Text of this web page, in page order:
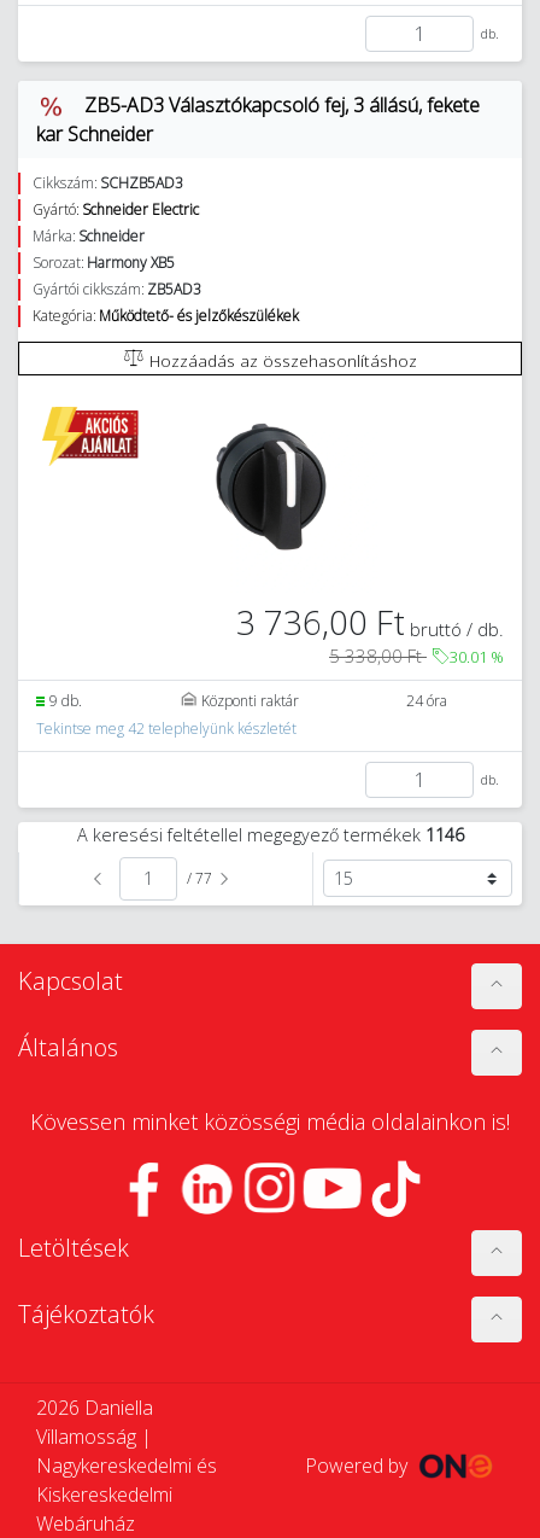
db.
ZB5-AD3 Választókapcsoló fej, 3 állású, fekete
kar Schneider
Cikkszám: SCHZB5AD3
Gyártó: Schneider Electric
Márka: Schneider
Sorozat: Harmony XB5
Gyártói cikkszám: ZB5AD3
Kategória: Működtető- és jelzőkészülékek
Hozzáadás az összehasonlításhoz
3 736,00 Ft bruttó / db.
5 338,00 Ft
30.01 %
9 db. Központi raktár
24 óra
Tekintse meg 42 telephelyünk készletét
db.
A keresési feltétellel megegyező termékek 1146
/ 77
Kapcsolat
Általános
Kövessen minket közösségi média oldalainkon is!
Letöltések
Tájékoztatók
2026 Daniella
Villamosság |
Nagykereskedelmi és
Kiskereskedelmi
Webáruház
Powered by